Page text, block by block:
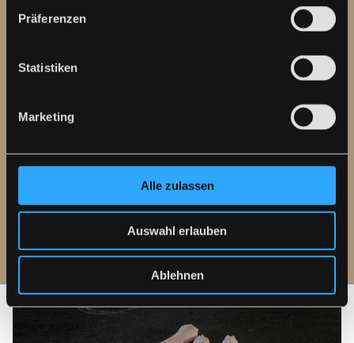
Präferenzen
Statistiken
Marketing
Alle zulassen
Auswahl erlauben
Ablehnen
Unser gesamtes Wurstsortiment besteht aus
Wir verzichten auf den Einsatz von allergenen
Stoffen, Jodsalz und Geschmacksverstärkern